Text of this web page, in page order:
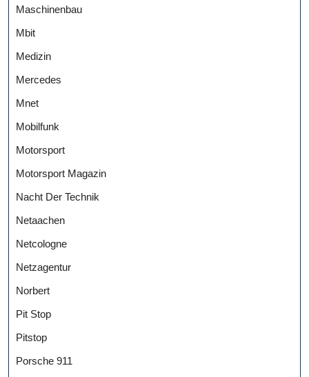
Maschinenbau
Mbit
Medizin
Mercedes
Mnet
Mobilfunk
Motorsport
Motorsport Magazin
Nacht Der Technik
Netaachen
Netcologne
Netzagentur
Norbert
Pit Stop
Pitstop
Porsche 911